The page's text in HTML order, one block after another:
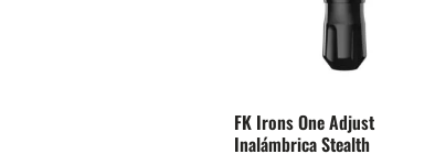
FK Irons One Adjust
Inalámbrica Stealth